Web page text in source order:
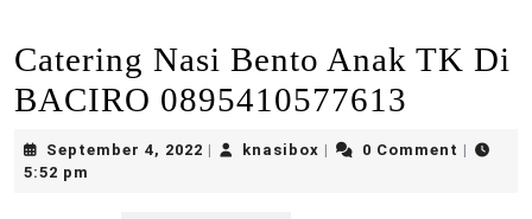
Catering Nasi Bento Anak TK Di
BACIRO 0895410577613
September 4, 2022 September
knasibox knasibox0 Comment
5:52 pm